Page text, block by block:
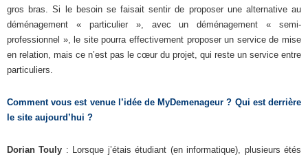
gros bras. Si le besoin se faisait sentir de proposer une alternative au
déménagement « particulier », avec un déménagement « semi-
professionnel », le site pourra effectivement proposer un service de mise
en relation, mais ce n’est pas le cœur du projet, qui reste un service entre
particuliers.
Comment vous est venue l’idée de MyDemenageur ? Qui est derrière
le site aujourd’hui ?
Dorian Touly : Lorsque j’étais étudiant (en informatique), plusieurs étés